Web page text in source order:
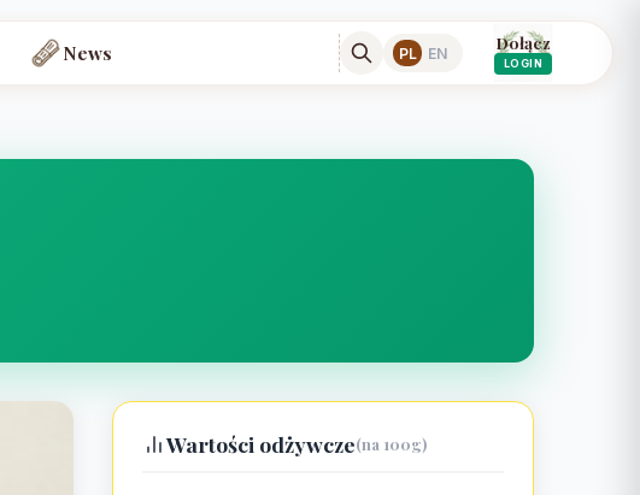
News PL EN
Dołącz
LOGIN
Wartości odżywcze(na 100g)